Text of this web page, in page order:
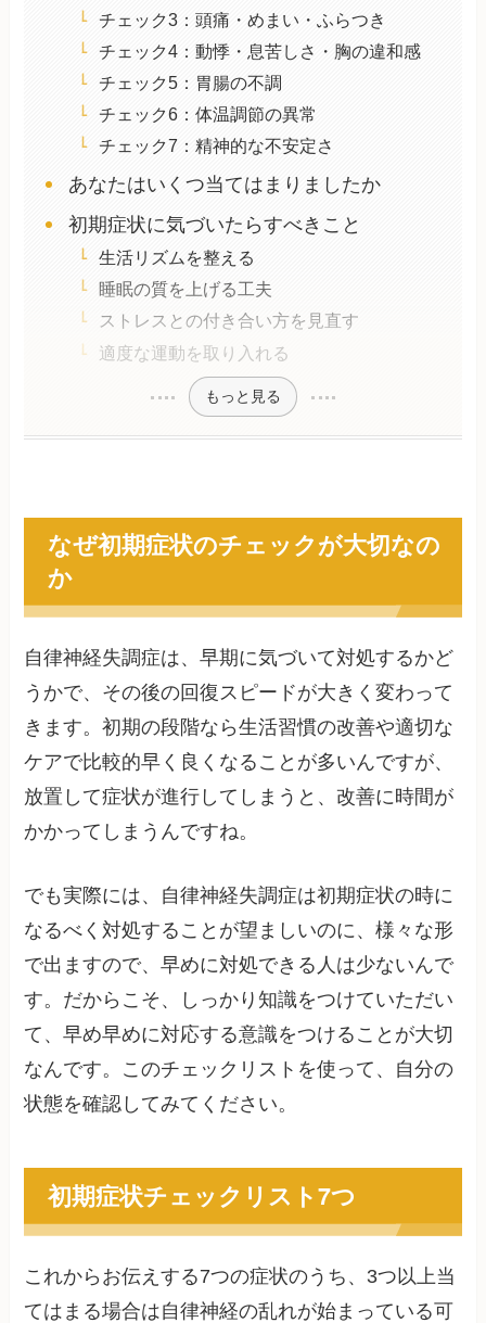
チェック3：頭痛・めまい・ふらつき
チェック4：動悸・息苦しさ・胸の違和感
チェック5：胃腸の不調
チェック6：体温調節の異常
チェック7：精神的な不安定さ
あなたはいくつ当てはまりましたか
初期症状に気づいたらすべきこと
生活リズムを整える
睡眠の質を上げる工夫
ストレスとの付き合い方を見直す
適度な運動を取り入れる
もっと見る
なぜ初期症状のチェックが大切なの
か
自律神経失調症は、早期に気づいて対処するかど
うかで、その後の回復スピードが大きく変わって
きます。初期の段階なら生活習慣の改善や適切な
ケアで比較的早く良くなることが多いんですが、
放置して症状が進行してしまうと、改善に時間が
かかってしまうんですね。
でも実際には、自律神経失調症は初期症状の時に
なるべく対処することが望ましいのに、様々な形
で出ますので、早めに対処できる人は少ないんで
す。だからこそ、しっかり知識をつけていただい
て、早め早めに対応する意識をつけることが大切
なんです。このチェックリストを使って、自分の
状態を確認してみてください。
初期症状チェックリスト7つ
これからお伝えする7つの症状のうち、3つ以上当
てはまる場合は自律神経の乱れが始まっている可